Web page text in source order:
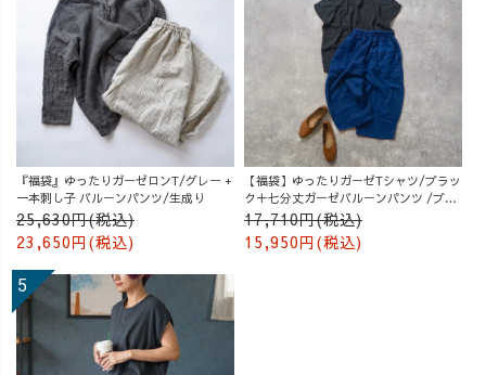
『福袋』ゆったりガーゼロンT/グレー +
一本刺し子 バルーンパンツ/生成り
25,630円(税込)
23,650円(税込)
【福袋】ゆったりガーゼTシャツ/ブラッ
ク＋七分丈ガーゼバルーンパンツ /ブル
ー
17,710円(税込)
15,950円(税込)